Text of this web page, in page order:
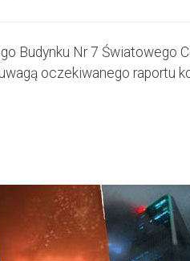
Budynku Nr 7 Światowego
oczekiwanego raportu